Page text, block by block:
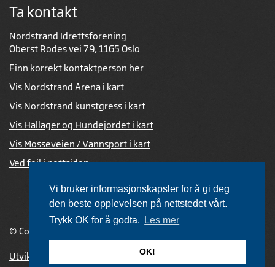
Vi bruker informasjonskapsler for å gi deg
den beste opplevelsen på nettstedet vårt.
Trykk OK for å godta.
Les mer
OK!
Ta kontakt
Nordstrand Idrettsforening
Oberst Rodes vei 79, 1165 Oslo
Finn korrekt kontaktperson her
Vis Nordstrand Arena i kart
Vis Nordstrand kunstgress i kart
Vis Hallager og Hundejordet i kart
Vis Mosseveien / Vannsport i kart
Ved feil i nettsiden
© Copyright 2026 |
Utviklet av Netlab publiseres med eRedaktør